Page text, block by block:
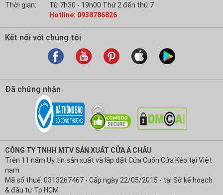
Thời gian:
Từ 7h30 - 19h00 Thứ 2 đến thứ 7
Hotline: 0938786826
Kết nối với chúng tôi
Đã chứng nhận
CÔNG TY TNHH MTV SẢN XUẤT CỬA Á CHÂU
Trên 11 năm Uy tín sản xuất và lắp đặt Cửa Cuốn Cửa Kéo tại Việt
nam
Mã số thuế: 0313267467 - Cấp ngày 22/05/2015 - tại Sở kế hoạch
& đầu tư Tp.HCM